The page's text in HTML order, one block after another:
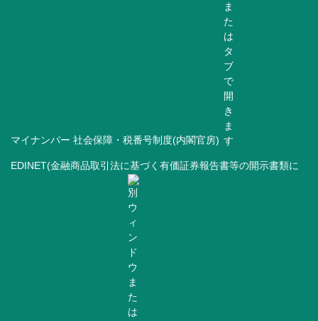
マイナンバー 社会保障・税番号制度(内閣官房)
EDINET(金融商品取引法に基づく有価証券報告書等の開示書類に